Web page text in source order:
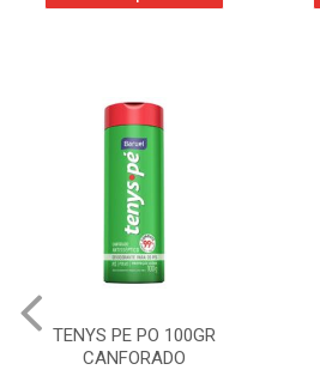
TENYS PE PO 100GR
CANFORADO